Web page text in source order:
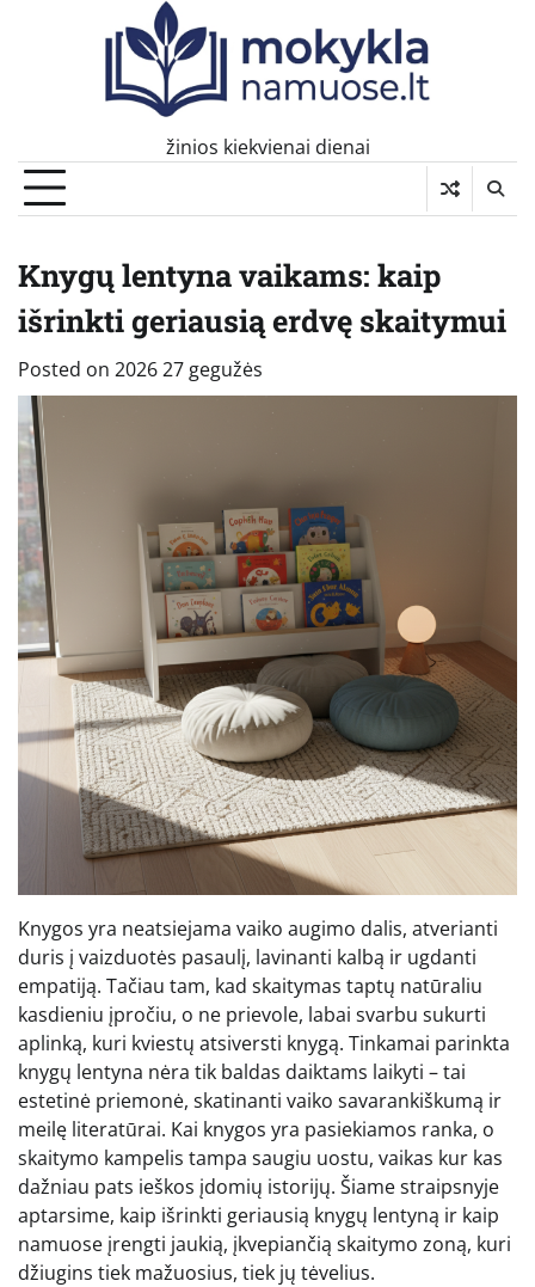
žinios kiekvienai dienai
Knygų lentyna vaikams: kaip
išrinkti geriausią erdvę skaitymui
Posted on 2026 27 gegužės
Knygos yra neatsiejama vaiko augimo dalis, atverianti
duris į vaizduotės pasaulį, lavinanti kalbą ir ugdanti
empatiją. Tačiau tam, kad skaitymas taptų natūraliu
kasdieniu įpročiu, o ne prievole, labai svarbu sukurti
aplinką, kuri kviestų atsiversti knygą. Tinkamai parinkta
knygų lentyna nėra tik baldas daiktams laikyti – tai
estetinė priemonė, skatinanti vaiko savarankiškumą ir
meilę literatūrai. Kai knygos yra pasiekiamos ranka, o
skaitymo kampelis tampa saugiu uostu, vaikas kur kas
dažniau pats ieškos įdomių istorijų. Šiame straipsnyje
aptarsime, kaip išrinkti geriausią knygų lentyną ir kaip
namuose įrengti jaukią, įkvepiančią skaitymo zoną, kuri
džiugins tiek mažuosius, tiek jų tėvelius.